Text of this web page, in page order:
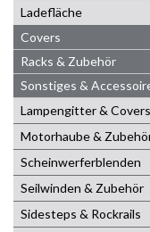
Ladefläche
Covers
Racks & Zubehör
Sonstiges &
Lampengitter & Covers
Motorhaube &
Scheinwerferblenden
Seilwinden & Zubehör
Sidesteps & Rockrails